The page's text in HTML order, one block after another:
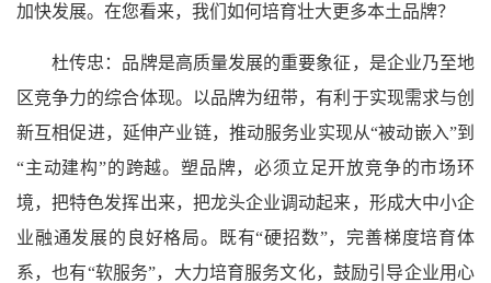
加快发展。在您看来，我们如何培育壮大更多本土品牌？
杜传忠：品牌是高质量发展的重要象征，是企业乃至地
区竞争力的综合体现。以品牌为纽带，有利于实现需求与创
新互相促进，延伸产业链，推动服务业实现从“被动嵌入”到
“主动建构”的跨越。塑品牌，必须立足开放竞争的市场环
境，把特色发挥出来，把龙头企业调动起来，形成大中小企
业融通发展的良好格局。既有“硬招数”，完善梯度培育体
系，也有“软服务”，大力培育服务文化，鼓励引导企业用心